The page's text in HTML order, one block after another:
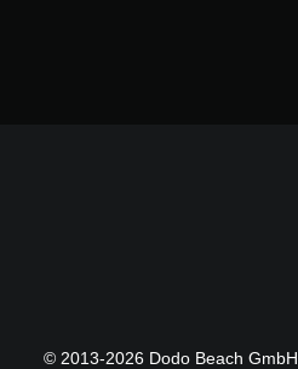
© 2013-2026 Dodo Beach GmbH